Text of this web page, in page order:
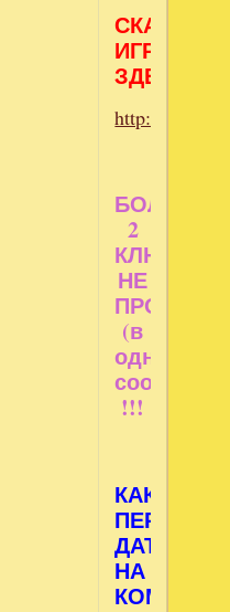
ИГРЫ
ЗДЕСЬ:
http://
БОЛЬШЕ
2
КЛЮЧЕЙ
НЕ
ПРОСИМ
(в
одном
!!!
КАК
ДАТУ
НА